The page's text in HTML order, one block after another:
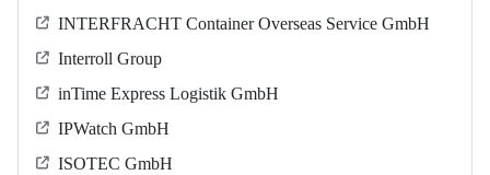
INTERFRACHT Container Overseas Service GmbH
Interroll Group
inTime Express Logistik GmbH
IPWatch GmbH
ISOTEC GmbH